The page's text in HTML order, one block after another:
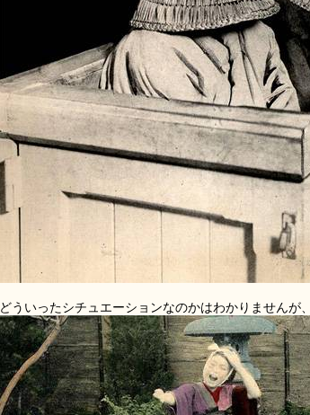
どういったシチュエーションなのかはわかりませんが